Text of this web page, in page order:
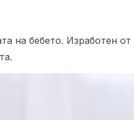
на бебето. Изработен